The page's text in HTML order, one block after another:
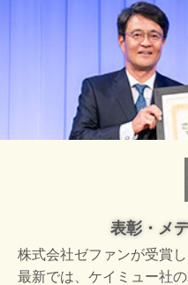
表彰・メ
株式会社ゼファンが受賞し
最新では、ケイミュー社の